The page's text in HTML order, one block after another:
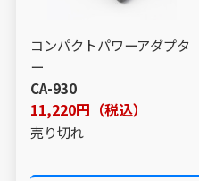
コンパクトパワーアダプタ
ー
CA-930
11,220円（税込）
売り切れ